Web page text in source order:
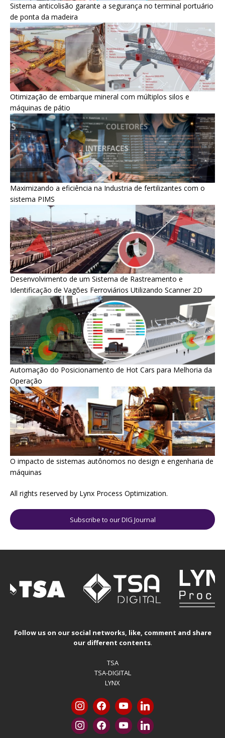
Sistema anticolisão garante a segurança no terminal portuário
de ponta da madeira
Otimização de embarque mineral com múltiplos silos e
máquinas de pátio
Maximizando a eficiência na Industria de fertilizantes com o
sistema PIMS
Desenvolvimento de um Sistema de Rastreamento e
Identificação de Vagões Ferroviários Utilizando Scanner 2D
Automação do Posicionamento de Hot Cars para Melhoria da
Operação
O impacto de sistemas autônomos no design e engenharia de
máquinas
All rights reserved by Lynx Process Optimization.
Subscribe to our DIG Journal
Follow us on our social networks, like, comment and share
our different contents.
TSA
TSA-DIGITAL
LYNX